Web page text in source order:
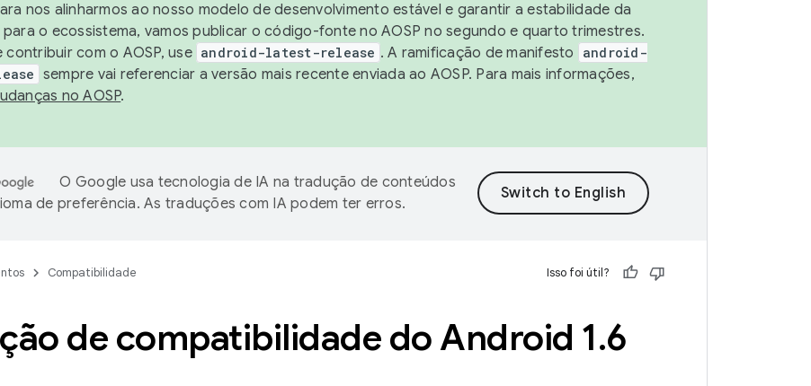
nos alinharmos ao nosso modelo de desenvolvimento estável e garantir a estabilidade da
o ecossistema, vamos publicar o código-fonte no AOSP no segundo e quarto trimestres.
contribuir com o AOSP, use android-latest-release . A ramificação de manifesto
android-
sempre vai referenciar a versão mais recente enviada ao AOSP. Para mais informações,
no AOSP.
O Google usa tecnologia de IA na tradução de conteúdos
de preferência. As traduções com IA podem ter erros.
Compatibilidade Isso foi útil?
de compatibilidade do Android 1.6